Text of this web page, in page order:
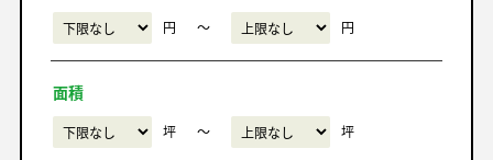
円 〜 円
面積
坪 〜 坪